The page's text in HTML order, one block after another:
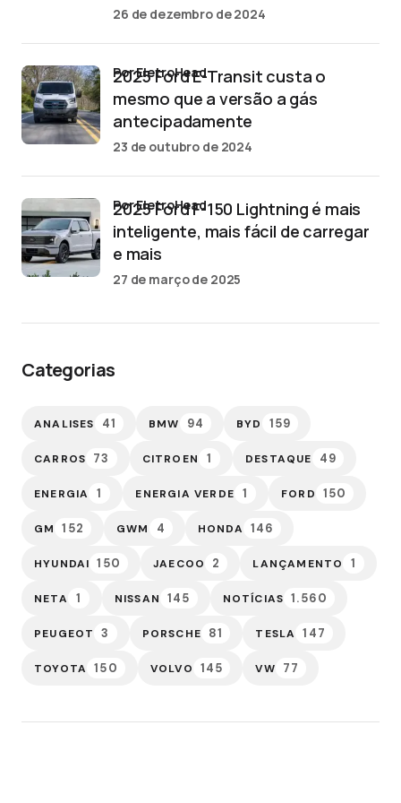
26 de dezembro de 2024
2025 Ford E-Transit custa o
mesmo que a versão a gás
antecipadamente
por EletroHead
23 de outubro de 2024
2025 Ford F-150 Lightning é mais
inteligente, mais fácil de carregar
e mais
por EletroHead
27 de março de 2025
Categorias
ANALISES 41 BMW 94 BYD 159
CARROS 73 CITROEN 1 DESTAQUE 49
ENERGIA 1 ENERGIA VERDE 1 FORD 150
GM 152 GWM 4 HONDA 146
HYUNDAI 150 JAECOO 2 LANÇAMENTO 1
NETA 1 NISSAN 145 NOTÍCIAS 1.560
PEUGEOT 3 PORSCHE 81 TESLA 147
TOYOTA 150 VOLVO 145 VW 77